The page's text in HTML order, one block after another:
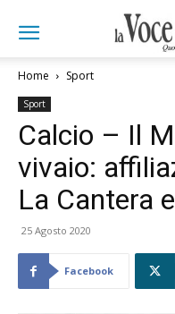
Home Sport
Sport
Calcio – Il
vivaio:
La Cantera
25 Agosto 2020
Facebook